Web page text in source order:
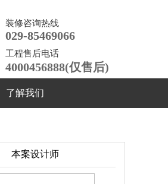
装修咨询热线
029-85469066
工程售后电话
4000456888(仅售后)
了解我们
本案设计师